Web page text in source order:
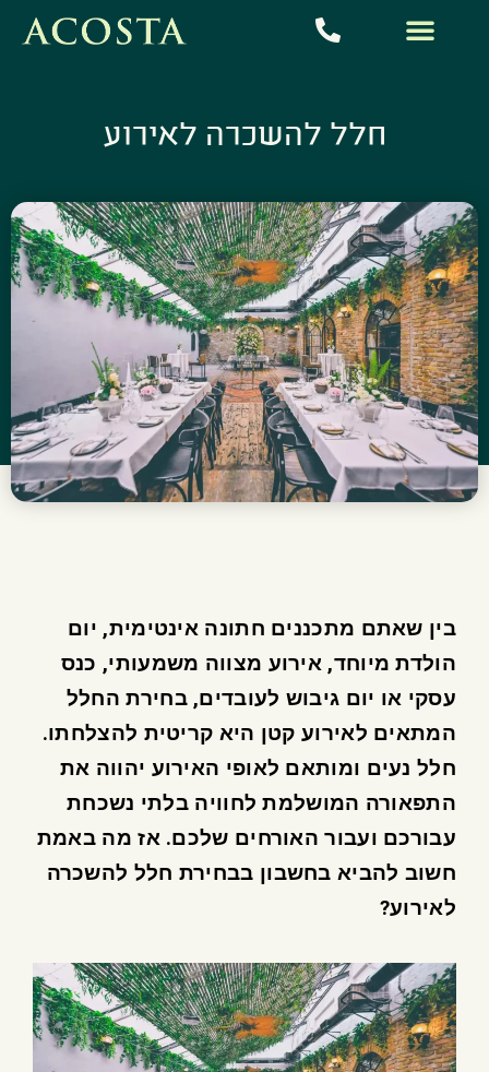
חלל להשכרה לאירוע
בין שאתם מתכננים חתונה אינטימית, יום
הולדת מיוחד, אירוע מצווה משמעותי, כנס
עסקי או יום גיבוש לעובדים, בחירת החלל
המתאים לאירוע קטן היא קריטית להצלחתו.
חלל נעים ומותאם לאופי האירוע יהווה את
התפאורה המושלמת לחוויה בלתי נשכחת
עבורכם ועבור האורחים שלכם. אז מה באמת
חשוב להביא בחשבון בבחירת חלל להשכרה
לאירוע?